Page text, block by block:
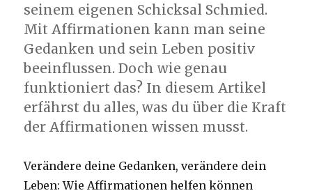
seinem eigenen Schicksal Schmied.
Mit Affirmationen kann man seine
Gedanken und sein Leben positiv
beeinflussen. Doch wie genau
funktioniert das? In diesem Artikel
erfährst du alles, was du über die Kraft
der Affirmationen wissen musst.
Verändere deine Gedanken, verändere dein
Leben: Wie Affirmationen helfen können